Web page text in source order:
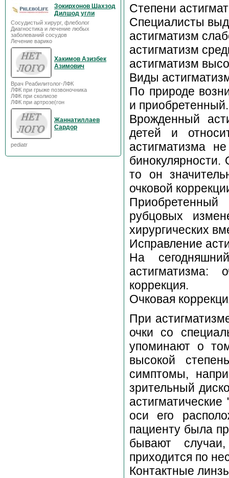
Зокирхонов Шахзод
Дилшод угли
Сосудистый хирург, флеболог
Диагностика и лечение любых
заболеваний сосудов
Лечение варико
Хакимов Азизбек
Азимович
Врач Реабилитолог-ЛФК
ЛФК при грыже позвоночника
ЛФК при сколиозе
ЛФК при артрозе(гон
Жаннатиллаев
Сардор
pediatr
Степени
Специалисты
астигматизм
астигматизм
астигматизм
Виды
По природе
и приобретенный.
Врожденный
детей и
астигматизма
то он
очковой
рубцовых
хирургических
Исправление
На
астигматизма:
коррекция.
Очковая
При
очки со
упоминают о
высокой
симптомы,
зрительный
оси его
пациенту была
бывают
приходится по
Контактные